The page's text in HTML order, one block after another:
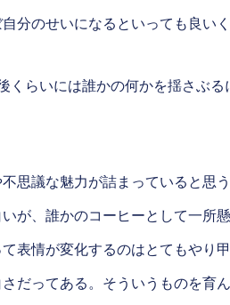
分のせいになるといっても良いく
くらいには誰かの何かを揺さぶ
思議な魅力が詰まっていると思
が、誰かのコーヒーとして一所
表情が変化するのはとてもやり
だってある。そういうものを育